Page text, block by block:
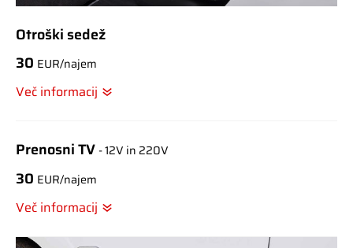
Otroški sedež
30 EUR/najem
Več informacij
Prenosni TV- 12V in 220V
30 EUR/najem
Več informacij